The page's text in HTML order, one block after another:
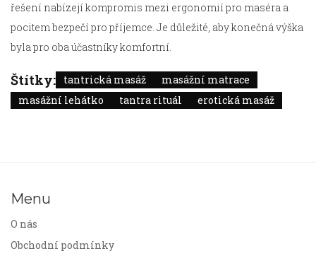
řešení nabízejí kompromis mezi ergonomií pro maséra a
pocitem bezpečí pro příjemce. Je důležité, aby konečná výška
byla pro oba účastníky komfortní.
Štítky: tantrická masáž
masážní matrace
masážní lehátko
tantra rituál erotická masáž
Menu
O nás
Obchodní podmínky